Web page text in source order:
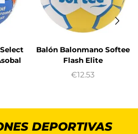
Balón Balonmano Softee
Flash Elite
€12.53
DEPORTIVAS